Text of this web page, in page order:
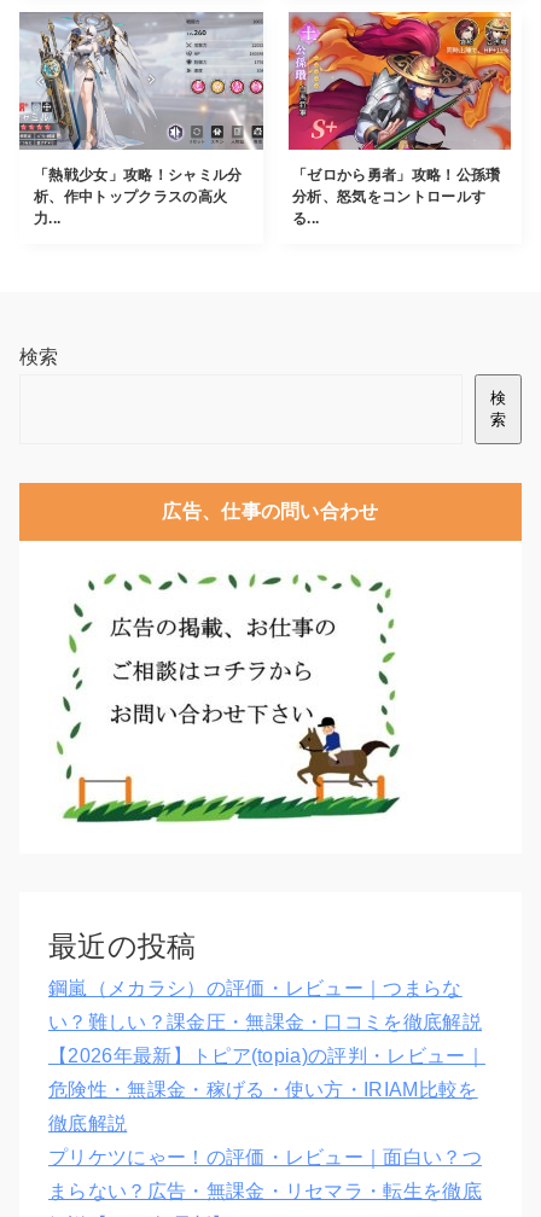
「熱戦少女」攻略！シャミル分
析、作中トップクラスの高火
力...
「ゼロから勇者」攻略！公孫瓚
分析、怒気をコントロールす
る...
検索
検
索
広告、仕事の問い合わせ
最近の投稿
鋼嵐（メカラシ）の評価・レビュー｜つまらな
い？難しい？課金圧・無課金・口コミを徹底解説
【2026年最新】トピア(topia)の評判・レビュー｜
危険性・無課金・稼げる・使い方・IRIAM比較を
徹底解説
プリケツにゃー！の評価・レビュー｜面白い？つ
まらない？広告・無課金・リセマラ・転生を徹底